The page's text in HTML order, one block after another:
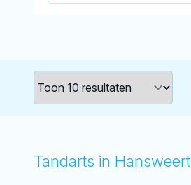
Tandarts in Hansweert